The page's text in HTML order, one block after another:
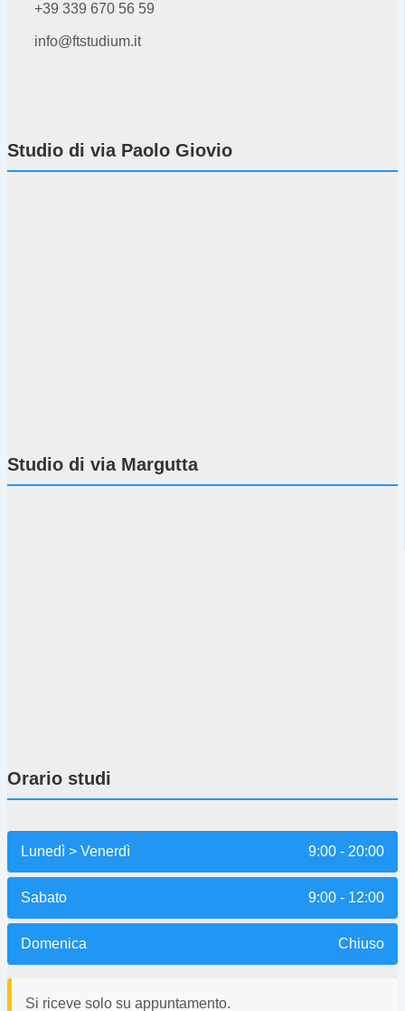
+39 339 670 56 59
info@ftstudium.it
Studio di via Paolo Giovio
Studio di via Margutta
Orario studi
Lunedì > Venerdì 9:00 - 20:00
Sabato 9:00 - 12:00
Domenica Chiuso
Si riceve solo su appuntamento.